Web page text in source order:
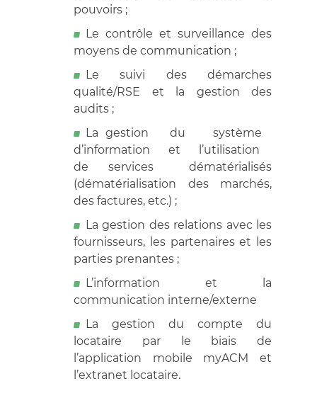
pouvoirs ;
Le contrôle et surveillance des
moyens de communication ;
Le suivi des démarches
qualité/RSE et la gestion des
audits ;
La gestion du système
d’information et l’utilisation
de services dématérialisés
(dématérialisation des marchés,
des factures, etc.) ;
La gestion des relations avec les
fournisseurs, les partenaires et les
parties prenantes ;
L’information et la
communication interne/externe
La gestion du compte du
locataire par le biais de
l’application mobile myACM et
l’extranet locataire.